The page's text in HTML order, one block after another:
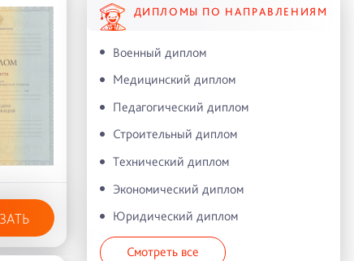
ДИПЛОМЫ ПО НАПРАВЛЕНИЯМ
Военный диплом
Медицинский диплом
Педагогический диплом
Строительный диплом
Технический диплом
Экономический диплом
Юридический диплом
Смотреть все